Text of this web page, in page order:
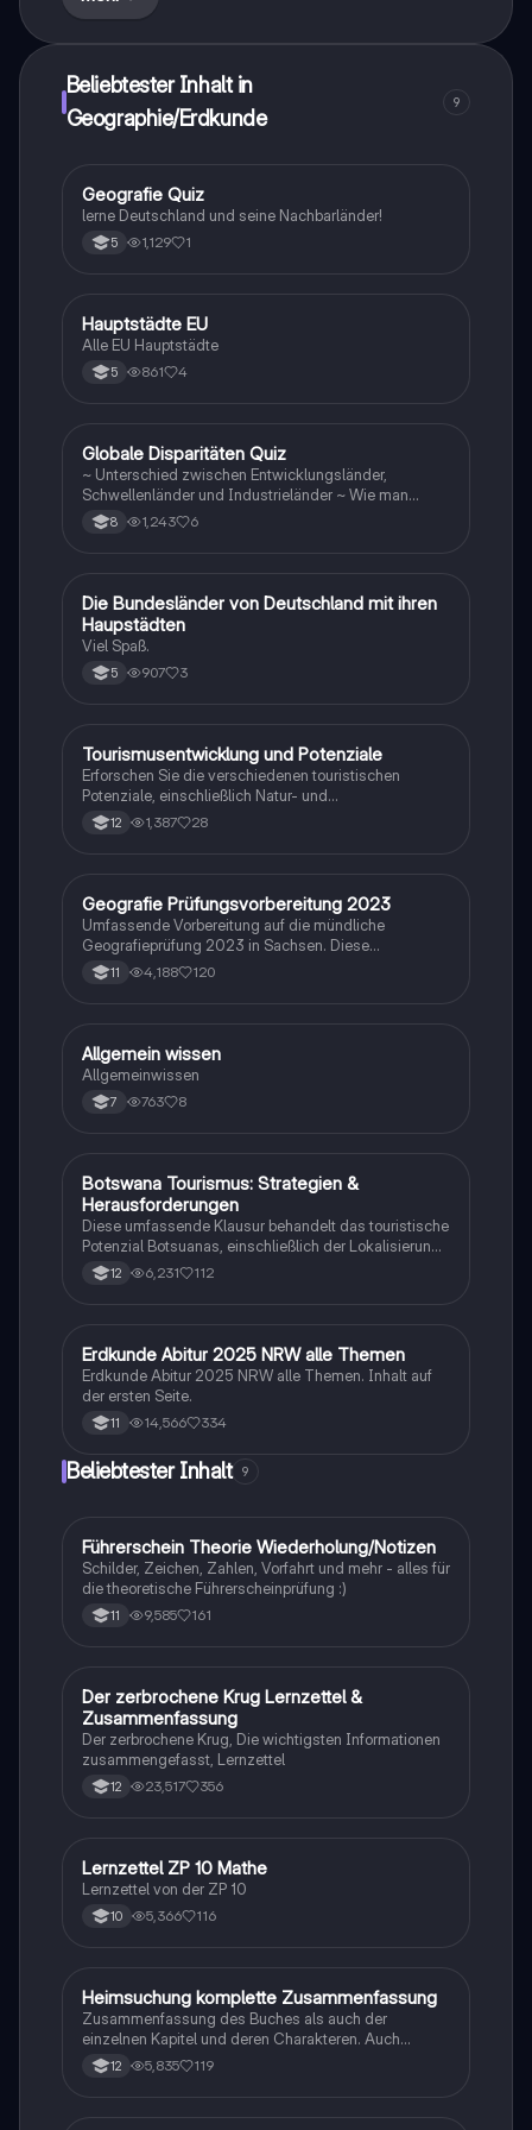
Kontinentalverschiebungstheorie und der Wilson-
Zyklus erläutert, einschließlich der seismologischen
Beliebtester Inhalt in
Geographie/Erdkunde
9
GGeographie/Erdkunde
Geografie Quiz
lerne Deutschland und seine Nachbarländer!
5 1,129 1
HGeographie/Erdkunde
Hauptstädte EU
Alle EU Hauptstädte
5 861 4
GGeographie/Erdkunde
Globale Disparitäten Quiz
~ Unterschied zwischen Entwicklungsländer,
Schwellenländer und Industrieländer ~ Wie man
gegen die Disparitäten kämpfen sollte
8 1,243 6
DGeographie/Erdkunde
Die Bundesländer von Deutschland mit ihren
Haupstädten
Viel Spaß.
5 907 3
Geographie/Erdkunde
Tourismusentwicklung und Potenziale
Erforschen Sie die verschiedenen touristischen
Potenziale, einschließlich Natur- und
Kulturraumpotenzial, sowie das
Wachstumszyklusmodell von Richard Butler. Diese
Umwelt und Gesellschaft sowie die
Herausforderungen und Chancen im Tourismussektor.
Ideal für Studierende der Tourismuswissenschaften.
12 1,387 28
Geographie/Erdkunde
Geografie Prüfungsvorbereitung 2023
Umfassende Vorbereitung auf die mündliche
Geografieprüfung 2023 in Sachsen. Diese
Zusammenstellung deckt alle relevanten Themen ab,
darunter Windbildung, globale Disparitäten,
Studierende, die sich auf ihre Prüfungen vorbereiten
möchten.
11 4,188 120
AGeographie/Erdkunde
Allgemein wissen
Allgemeinwissen
7 763 8
Geographie/Erdkunde
Botswana Tourismus: Strategien &
Herausforderungen
Diese umfassende Klausur behandelt das touristische
Potenzial Botsuanas, einschließlich der Lokalisierung,
Entwicklung und Bewertung der Nachhaltigkeit.
Analysiert werden die ökonomischen, sozialen und
Klausuren vorbereiten. Note: 13.
12 6,231 112
Geographie/Erdkunde
Erdkunde Abitur 2025 NRW alle Themen
Erdkunde Abitur 2025 NRW alle Themen. Inhalt auf
der ersten Seite.
11 14,566 334
Beliebtester Inhalt 9
Lerntipps
Führerschein Theorie Wiederholung/Notizen
Schilder, Zeichen, Zahlen, Vorfahrt und mehr - alles für
die theoretische Führerscheinprüfung :)
11 9,585 161
Deutsch
Der zerbrochene Krug Lernzettel &
Zusammenfassung
Der zerbrochene Krug, Die wichtigsten Informationen
zusammengefasst, Lernzettel
12 23,517 356
Mathe
Lernzettel ZP 10 Mathe
Lernzettel von der ZP 10
10 5,366 116
Deutsch
Heimsuchung komplette Zusammenfassung
Zusammenfassung des Buches als auch der
einzelnen Kapitel und deren Charakteren. Auch
tabellarisch. Im Unterricht ohne KI erstellt
12 5,835 119